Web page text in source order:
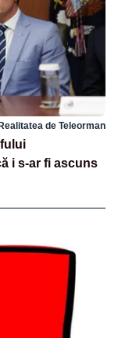
Realitatea de Teleorman
i s-ar fi ascuns